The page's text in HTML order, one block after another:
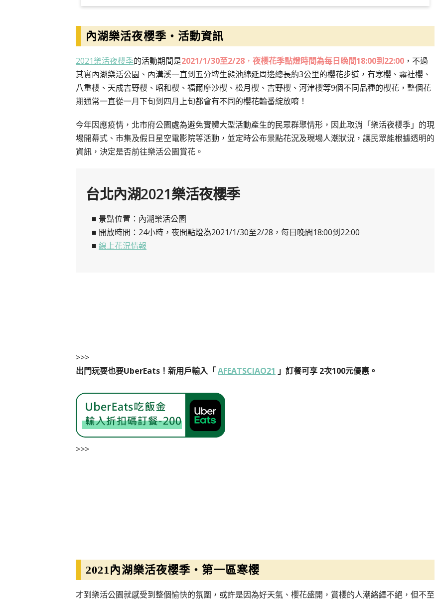
內湖樂活夜櫻季・活動資訊
2021樂活夜櫻季的活動期間是2021/1/30至2/28 ， 夜櫻花季點燈時間為每日晚間18:00到22:00 ，不過
其實內湖樂活公園、內溝溪一直到五分埤生態池綿延周邊總長約3公里的櫻花步道，有寒櫻、霧社櫻、
八重櫻、天成吉野櫻、昭和櫻、福爾摩沙櫻、松月櫻、吉野櫻、河津櫻等9個不同品種的櫻花，整個花
期通常一直從一月下旬到四月上旬都會有不同的櫻花輪番綻放唷！
今年因應疫情，北市府公園處為避免實體大型活動產生的民眾群聚情形，因此取消「樂活夜櫻季」的現
場開幕式、市集及假日星空電影院等活動，並定時公布景點花況及現場人潮狀況，讓民眾能根據透明的
資訊，決定是否前往樂活公園賞花。
台北內湖2021樂活夜櫻季
■ 景點位置：內湖樂活公園
■ 開放時間：24小時，夜間點燈為2021/1/30至2/28，每日晚間18:00到22:00
■ 線上花況情報
>>>
出門玩耍也要UberEats！新用戶輸入「AFEATSCIAO21 」訂餐可享 2次100元優惠。
>>>
2021內湖樂活夜櫻季・第一區寒櫻
才到樂活公園就感受到整個愉快的氛圍，或許是因為好天氣、櫻花盛開，賞櫻的人潮絡繹不絕，但不至